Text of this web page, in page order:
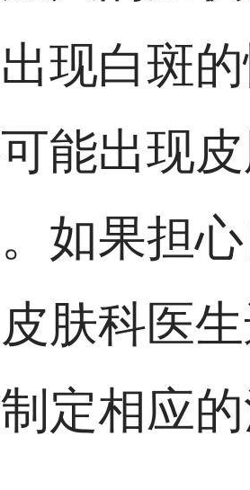
现白斑
能出现
如果担
肤科医
定相应的